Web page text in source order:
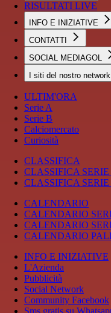
RISULTATI LIVE
INFO E INIZIATIVE
CONTATTI
SOCIAL MEDIAGOL
I siti del nostro network
ULTIM'ORA
Serie A
Serie B
Calciomercato
Curiosità
CLASSIFICA
CLASSIFICA SERIE
CLASSIFICA SERIE
CALENDARIO
CALENDARIO
CALENDARIO
CALENDARIO
INFO E INIZIATIVE
L'Azienda
Pubblicità
Social Network
Community Facebook